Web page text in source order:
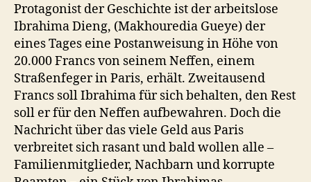
Protagonist der Geschichte ist der arbeitslose
Ibrahima Dieng, (Makhouredia Gueye) der
eines Tages eine Postanweisung in Höhe von
20.000 Francs von seinem Neffen, einem
Straßenfeger in Paris, erhält. Zweitausend
Francs soll Ibrahima für sich behalten, den Rest
soll er für den Neffen aufbewahren. Doch die
Nachricht über das viele Geld aus Paris
verbreitet sich rasant und bald wollen alle –
Familienmitglieder, Nachbarn und korrupte